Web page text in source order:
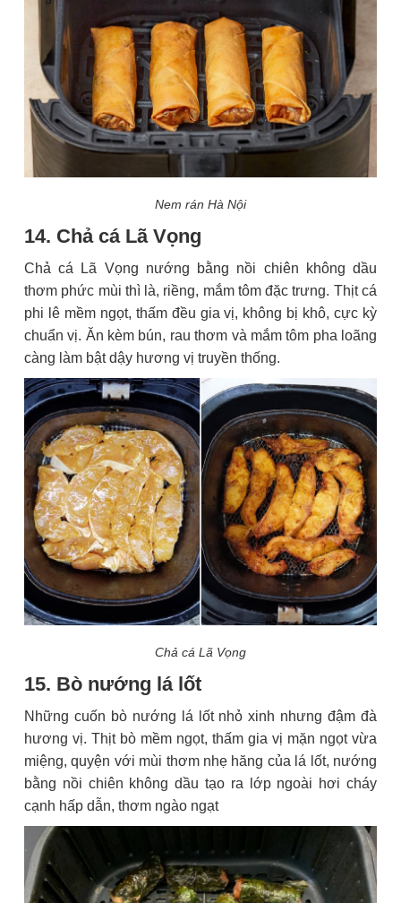
Nem rán Hà Nội
14. Chả cá Lã Vọng
Chả cá Lã Vọng nướng bằng nồi chiên không dầu
thơm phức mùi thì là, riềng, mắm tôm đặc trưng. Thịt cá
phi lê mềm ngọt, thấm đều gia vị, không bị khô, cực kỳ
chuẩn vị. Ăn kèm bún, rau thơm và mắm tôm pha loãng
càng làm bật dậy hương vị truyền thống.
Chả cá Lã Vọng
15. Bò nướng lá lốt
Những cuốn bò nướng lá lốt nhỏ xinh nhưng đậm đà
hương vị. Thịt bò mềm ngọt, thấm gia vị mặn ngọt vừa
miệng, quyện với mùi thơm nhẹ hăng của lá lốt, nướng
bằng nồi chiên không dầu tạo ra lớp ngoài hơi cháy
cạnh hấp dẫn, thơm ngào ngạt